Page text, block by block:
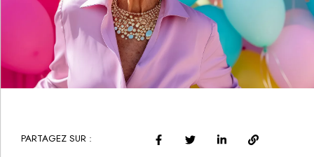
PARTAGEZ SUR :